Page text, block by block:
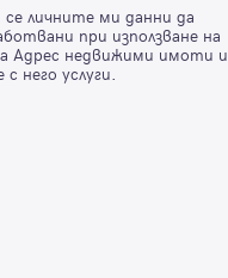
се личните ми данни да
при използване на
Адрес недвижими имоти и
него услуги.